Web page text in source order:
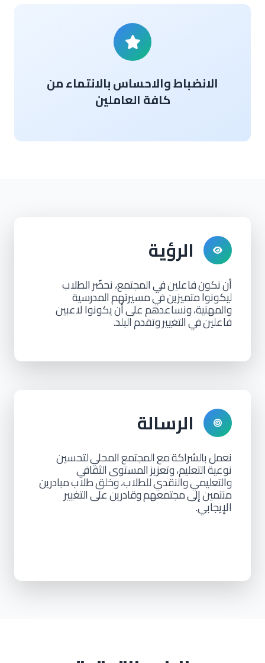
الانضباط والاحساس بالانتماء من
كافة العاملين
الرؤية
أننكونفاعلينفي المجتمع،نحضّرالطلاب
ليكونوامتميزينفيمسيرتهمالمدرسية
والمهنية،ونساعدهمعلىأنيكونوالاعبين
فاعلينفي التغييروتقدمالبلد.
الرسالة
نعملبالشراكةمعالمجتمعالمحلي لتحسين
نوعيةالتعليم،وتعزيزالمستوىالثقافي
والتعليمي والنقديللطلاب،وخلقطلابمبادرين
منتمينإلىمجتمعهموقادرينعلى التغيير
الإيجابي.